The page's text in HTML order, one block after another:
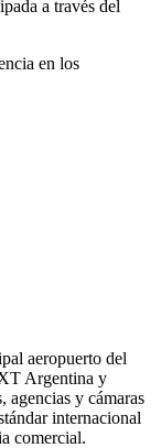
a través del
en los
aeropuerto del
Argentina y
agencias y cámaras
internacional
comercial.